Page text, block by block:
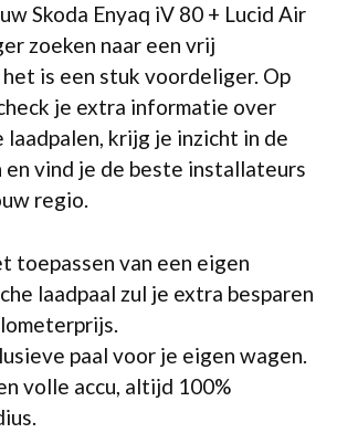
Skoda Enyaq iV 80 + Lucid Air
zoeken naar een vrij
is een stuk voordeliger. Op
je extra informatie over
krijg je inzicht in de
en vind je de beste installateurs
regio.
toepassen van een eigen
laadpaal zul je extra besparen
paal voor je eigen wagen.
volle accu, altijd 100%